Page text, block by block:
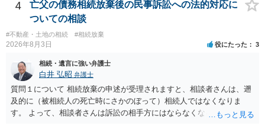
4
亡父の債務相続放棄後の民事訴訟への法的対応に
ついての相談
#不動産・土地の相続 #相続放棄
2026年8月3日 役にたった 3
相続・遺言に強い弁護士
白井 弘昭 弁護士
質問１について 相続放棄の申述が受理されますと、相談者さんは、遡
及的に（被相続人の死亡時にさかのぼって）相続人ではなくなりま
す。 よって、相談者さんは訴訟の相手方にはならなくなるので（明け